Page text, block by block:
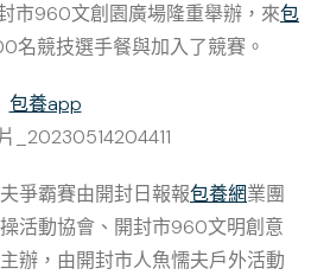
市960文創園廣場隆重舉辦，來包
名競技選手餐與加入了競賽。
包養app
爭霸賽由開封日報報包養網業團
活動協會、開封市960文明創意
辦，由開封市人魚懦夫戶外活動